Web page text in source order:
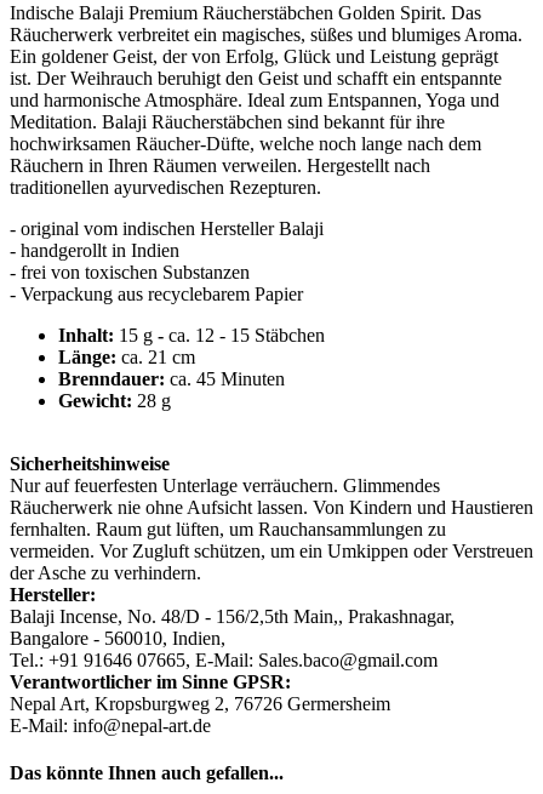
Indische Balaji Premium Räucherstäbchen Golden Spirit. Das
Räucherwerk verbreitet ein magisches, süßes und blumiges Aroma.
Ein goldener Geist, der von Erfolg, Glück und Leistung geprägt
ist. Der Weihrauch beruhigt den Geist und schafft ein entspannte
und harmonische Atmosphäre. Ideal zum Entspannen, Yoga und
Meditation. Balaji Räucherstäbchen sind bekannt für ihre
hochwirksamen Räucher-Düfte, welche noch lange nach dem
Räuchern in Ihren Räumen verweilen. Hergestellt nach
traditionellen ayurvedischen Rezepturen.
- original vom indischen Hersteller Balaji
- handgerollt in Indien
- frei von toxischen Substanzen
- Verpackung aus recyclebarem Papier
Inhalt: 15 g - ca. 12 - 15 Stäbchen
Länge: ca. 21 cm
Brenndauer: ca. 45 Minuten
Gewicht: 28 g
Sicherheitshinweise
Nur auf feuerfesten Unterlage verräuchern. Glimmendes
Räucherwerk nie ohne Aufsicht lassen. Von Kindern und Haustieren
fernhalten. Raum gut lüften, um Rauchansammlungen zu
vermeiden. Vor Zugluft schützen, um ein Umkippen oder Verstreuen
der Asche zu verhindern.
Hersteller:
Balaji Incense, No. 48/D - 156/2,5th Main,, Prakashnagar,
Bangalore - 560010, Indien,
Tel.: +91 91646 07665, E-Mail: Sales.baco@gmail.com
Verantwortlicher im Sinne GPSR:
Nepal Art, Kropsburgweg 2, 76726 Germersheim
E-Mail: info@nepal-art.de
Das könnte Ihnen auch gefallen...